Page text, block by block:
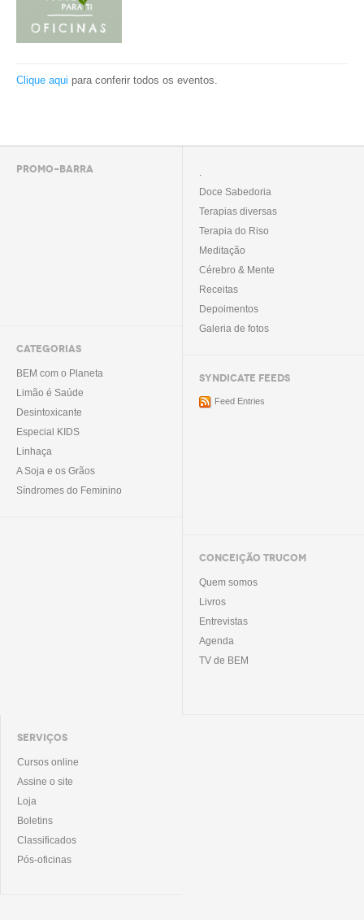
Clique aqui para conferir todos os eventos.
PROMO-BARRA
CATEGORIAS
BEM com o Planeta
Limão é Saúde
Desintoxicante
Especial KIDS
Linhaça
A Soja e os Grãos
Síndromes do Feminino
.
Doce Sabedoria
Terapias diversas
Terapia do Riso
Meditação
Cérebro & Mente
Receitas
Depoimentos
Galeria de fotos
SYNDICATE FEEDS
Feed Entries
CONCEIÇÃO TRUCOM
Quem somos
Livros
Entrevistas
Agenda
TV de BEM
SERVIÇOS
Cursos online
Assine o site
Loja
Boletins
Classificados
Pós-oficinas